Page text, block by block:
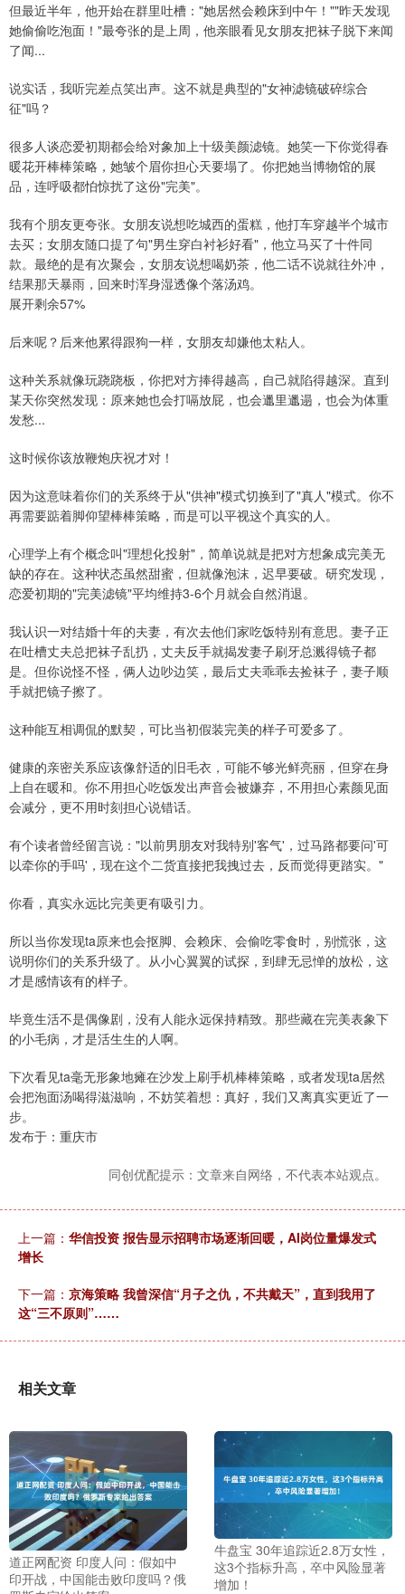
但最近半年，他开始在群里吐槽："她居然会赖床到中午！""昨天发现
她偷偷吃泡面！"最夸张的是上周，他亲眼看见女朋友把袜子脱下来闻
了闻...
说实话，我听完差点笑出声。这不就是典型的"女神滤镜破碎综合
征"吗？
很多人谈恋爱初期都会给对象加上十级美颜滤镜。她笑一下你觉得春
暖花开棒棒策略，她皱个眉你担心天要塌了。你把她当博物馆的展
品，连呼吸都怕惊扰了这份"完美"。
我有个朋友更夸张。女朋友说想吃城西的蛋糕，他打车穿越半个城市
去买；女朋友随口提了句"男生穿白衬衫好看"，他立马买了十件同
款。最绝的是有次聚会，女朋友说想喝奶茶，他二话不说就往外冲，
结果那天暴雨，回来时浑身湿透像个落汤鸡。
展开剩余57%
后来呢？后来他累得跟狗一样，女朋友却嫌他太粘人。
这种关系就像玩跷跷板，你把对方捧得越高，自己就陷得越深。直到
某天你突然发现：原来她也会打嗝放屁，也会邋里邋遢，也会为体重
发愁...
这时候你该放鞭炮庆祝才对！
因为这意味着你们的关系终于从"供神"模式切换到了"真人"模式。你不
再需要踮着脚仰望棒棒策略，而是可以平视这个真实的人。
心理学上有个概念叫"理想化投射"，简单说就是把对方想象成完美无
缺的存在。这种状态虽然甜蜜，但就像泡沫，迟早要破。研究发现，
恋爱初期的"完美滤镜"平均维持3-6个月就会自然消退。
我认识一对结婚十年的夫妻，有次去他们家吃饭特别有意思。妻子正
在吐槽丈夫总把袜子乱扔，丈夫反手就揭发妻子刷牙总溅得镜子都
是。但你说怪不怪，俩人边吵边笑，最后丈夫乖乖去捡袜子，妻子顺
手就把镜子擦了。
这种能互相调侃的默契，可比当初假装完美的样子可爱多了。
健康的亲密关系应该像舒适的旧毛衣，可能不够光鲜亮丽，但穿在身
上自在暖和。你不用担心吃饭发出声音会被嫌弃，不用担心素颜见面
会减分，更不用时刻担心说错话。
有个读者曾经留言说："以前男朋友对我特别'客气'，过马路都要问'可
以牵你的手吗'，现在这个二货直接把我拽过去，反而觉得更踏实。"
你看，真实永远比完美更有吸引力。
所以当你发现ta原来也会抠脚、会赖床、会偷吃零食时，别慌张，这
说明你们的关系升级了。从小心翼翼的试探，到肆无忌惮的放松，这
才是感情该有的样子。
毕竟生活不是偶像剧，没有人能永远保持精致。那些藏在完美表象下
的小毛病，才是活生生的人啊。
下次看见ta毫无形象地瘫在沙发上刷手机棒棒策略，或者发现ta居然
会把泡面汤喝得滋滋响，不妨笑着想：真好，我们又离真实更近了一
步。
发布于：重庆市
同创优配提示：文章来自网络，不代表本站观点。
上一篇： 华信投资 报告显示招聘市场逐渐回暖，AI岗位量爆发式
增长
下一篇： 京海策略 我曾深信“月子之仇，不共戴天”，直到我用了
这“三不原则”……
相关文章
道正网配资 印度人问：假如中
印开战，中国能击败印度吗？俄
牛盘宝 30年追踪近2.8万女性，
这3个指标升高，卒中风险显著
增加！